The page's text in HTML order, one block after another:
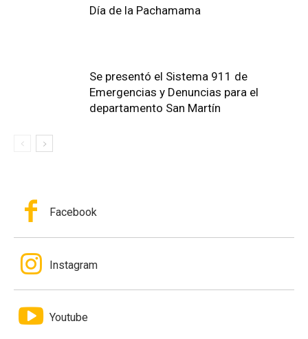
Día de la Pachamama
Se presentó el Sistema 911 de
Emergencias y Denuncias para el
departamento San Martín
Facebook
Instagram
Youtube